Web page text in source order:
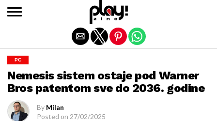
PC
Nemesis sistem ostaje pod Warner
Bros patentom sve do 2036. godine
By Milan
Posted on 27/02/2025
Exit mobile version